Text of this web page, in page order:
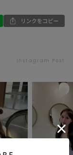
Instagram Post